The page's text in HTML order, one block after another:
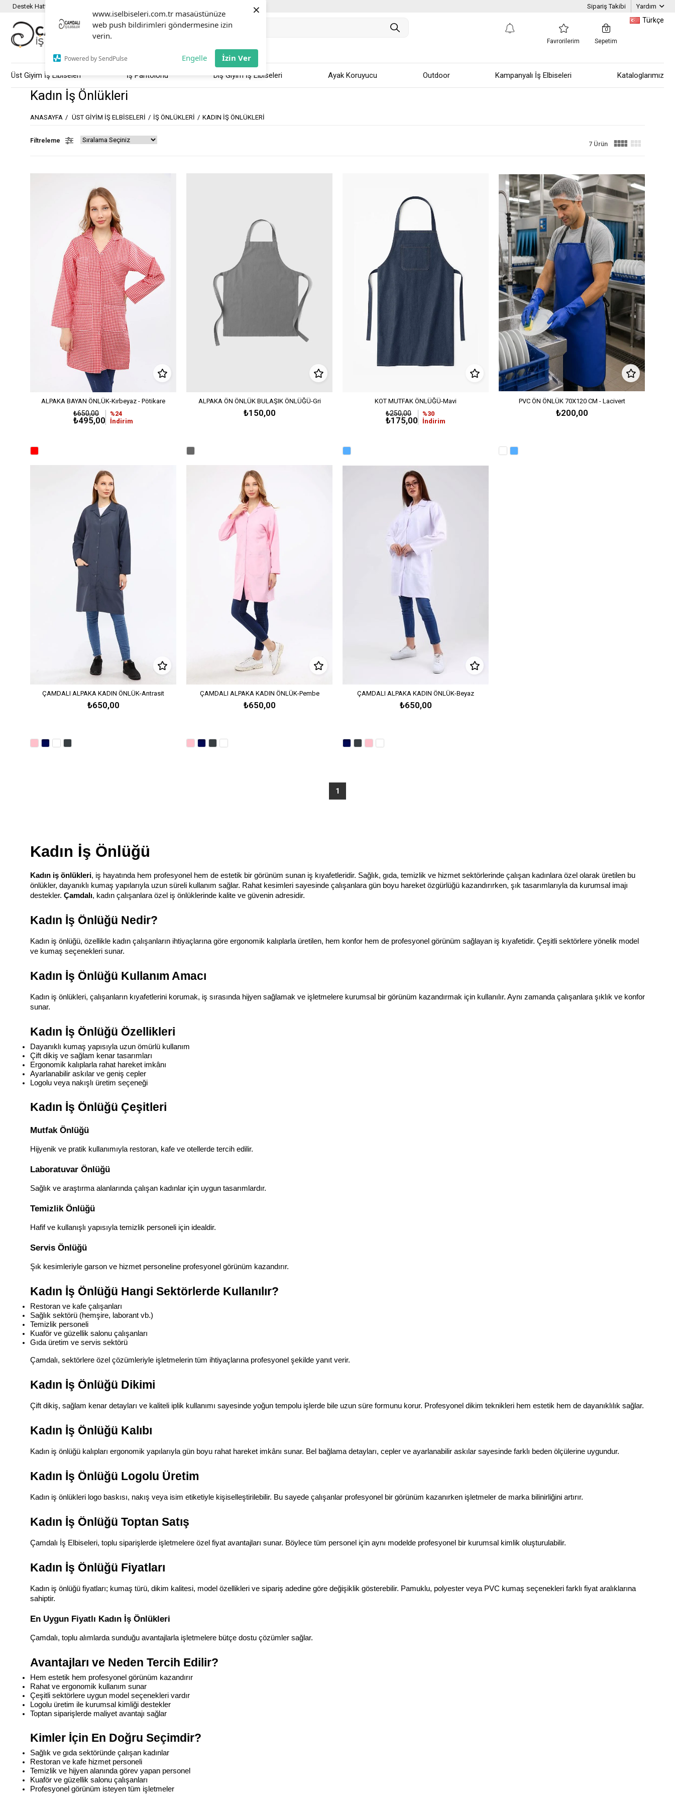
www.iselbiseleri.com.tr masaüstünüze
web push bildirimleri göndermesine izin
verin.
Powered by SendPulse Engelle İzin Ver
×
Destek Hattı : Sipariş Takibi Yardım
Türkçe
Sepetim
0
Favrorilerim
Üst Giyim İş Elbiseleri İş Pantolonu Dış Giyim İş Elbiseleri Ayak Koruyucu Outdoor Kampanyalı İş Elbiseleri Kataloglarımız
Kadın İş Önlükleri
ANASAYFA ÜST GIYIM İŞ ELBISELERI İŞ ÖNLÜKLERI KADIN İŞ ÖNLÜKLERI
Filtreleme 7 Ürün
ALPAKA BAYAN ÖNLÜK-Kırbeyaz - Pötikare
₺495,00
₺650,00
%24
İndirim
ALPAKA ÖN ÖNLÜK BULAŞIK ÖNLÜĞÜ-Gri
₺150,00
KOT MUTFAK ÖNLÜĞÜ-Mavi
₺175,00
₺250,00
%30
İndirim
PVC ÖN ÖNLÜK 70X120 CM - Lacivert
₺200,00
ÇAMDALI ALPAKA KADIN ÖNLÜK-Antrasit
₺650,00
ÇAMDALI ALPAKA KADIN ÖNLÜK-Pembe
₺650,00
ÇAMDALI ALPAKA KADIN ÖNLÜK-Beyaz
₺650,00
1
Kadın İş Önlüğü
Kadın iş önlükleri, iş hayatında hem profesyonel hem de estetik bir görünüm sunan iş kıyafetleridir. Sağlık, gıda, temizlik ve hizmet sektörlerinde çalışan kadınlara özel olarak üretilen bu
önlükler, dayanıklı kumaş yapılarıyla uzun süreli kullanım sağlar. Rahat kesimleri sayesinde çalışanlara gün boyu hareket özgürlüğü kazandırırken, şık tasarımlarıyla da kurumsal imajı
destekler. Çamdalı, kadın çalışanlara özel iş önlüklerinde kalite ve güvenin adresidir.
Kadın İş Önlüğü Nedir?
Kadın iş önlüğü, özellikle kadın çalışanların ihtiyaçlarına göre ergonomik kalıplarla üretilen, hem konfor hem de profesyonel görünüm sağlayan iş kıyafetidir. Çeşitli sektörlere yönelik model
ve kumaş seçenekleri sunar.
Kadın İş Önlüğü Kullanım Amacı
Kadın iş önlükleri, çalışanların kıyafetlerini korumak, iş sırasında hijyen sağlamak ve işletmelere kurumsal bir görünüm kazandırmak için kullanılır. Aynı zamanda çalışanlara şıklık ve konfor
sunar.
Kadın İş Önlüğü Özellikleri
Dayanıklı kumaş yapısıyla uzun ömürlü kullanım
Çift dikiş ve sağlam kenar tasarımları
Ergonomik kalıplarla rahat hareket imkânı
Ayarlanabilir askılar ve geniş cepler
Logolu veya nakışlı üretim seçeneği
Kadın İş Önlüğü Çeşitleri
Mutfak Önlüğü
Hijyenik ve pratik kullanımıyla restoran, kafe ve otellerde tercih edilir.
Laboratuvar Önlüğü
Sağlık ve araştırma alanlarında çalışan kadınlar için uygun tasarımlardır.
Temizlik Önlüğü
Hafif ve kullanışlı yapısıyla temizlik personeli için idealdir.
Servis Önlüğü
Şık kesimleriyle garson ve hizmet personeline profesyonel görünüm kazandırır.
Kadın İş Önlüğü Hangi Sektörlerde Kullanılır?
Restoran ve kafe çalışanları
Sağlık sektörü (hemşire, laborant vb.)
Temizlik personeli
Kuaför ve güzellik salonu çalışanları
Gıda üretim ve servis sektörü
Çamdalı, sektörlere özel çözümleriyle işletmelerin tüm ihtiyaçlarına profesyonel şekilde yanıt verir.
Kadın İş Önlüğü Dikimi
Çift dikiş, sağlam kenar detayları ve kaliteli iplik kullanımı sayesinde yoğun tempolu işlerde bile uzun süre formunu korur. Profesyonel dikim teknikleri hem estetik hem de dayanıklılık sağlar.
Kadın İş Önlüğü Kalıbı
Kadın iş önlüğü kalıpları ergonomik yapılarıyla gün boyu rahat hareket imkânı sunar. Bel bağlama detayları, cepler ve ayarlanabilir askılar sayesinde farklı beden ölçülerine uygundur.
Kadın İş Önlüğü Logolu Üretim
Kadın iş önlükleri logo baskısı, nakış veya isim etiketiyle kişiselleştirilebilir. Bu sayede çalışanlar profesyonel bir görünüm kazanırken işletmeler de marka bilinirliğini artırır.
Kadın İş Önlüğü Toptan Satış
Çamdalı İş Elbiseleri, toplu siparişlerde işletmelere özel fiyat avantajları sunar. Böylece tüm personel için aynı modelde profesyonel bir kurumsal kimlik oluşturulabilir.
Kadın İş Önlüğü Fiyatları
Kadın iş önlüğü fiyatları; kumaş türü, dikim kalitesi, model özellikleri ve sipariş adedine göre değişiklik gösterebilir. Pamuklu, polyester veya PVC kumaş seçenekleri farklı fiyat aralıklarına
sahiptir.
En Uygun Fiyatlı Kadın İş Önlükleri
Çamdalı, toplu alımlarda sunduğu avantajlarla işletmelere bütçe dostu çözümler sağlar.
Avantajları ve Neden Tercih Edilir?
Hem estetik hem profesyonel görünüm kazandırır
Rahat ve ergonomik kullanım sunar
Çeşitli sektörlere uygun model seçenekleri vardır
Logolu üretim ile kurumsal kimliği destekler
Toptan siparişlerde maliyet avantajı sağlar
Kimler İçin En Doğru Seçimdir?
Sağlık ve gıda sektöründe çalışan kadınlar
Restoran ve kafe hizmet personeli
Temizlik ve hijyen alanında görev yapan personel
Kuaför ve güzellik salonu çalışanları
Profesyonel görünüm isteyen tüm işletmeler